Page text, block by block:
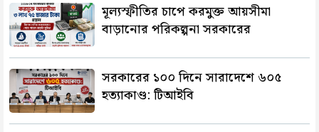
মূল্যস্ফীতির চাপে করমুক্ত আয়সীমা
বাড়ানোর পরিকল্পনা সরকারের
সরকারের ১০০ দিনে সারাদেশে ৬০৫
হত্যাকাণ্ড: টিআইবি